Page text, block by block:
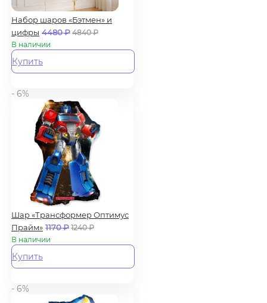
Набор шаров «Бэтмен» и
цифры 4480₽ 4840₽
В наличии
Купить
- 6%
Шар «Трансформер Оптимус
Прайм» 1170₽ 1240₽
В наличии
Купить
- 6%